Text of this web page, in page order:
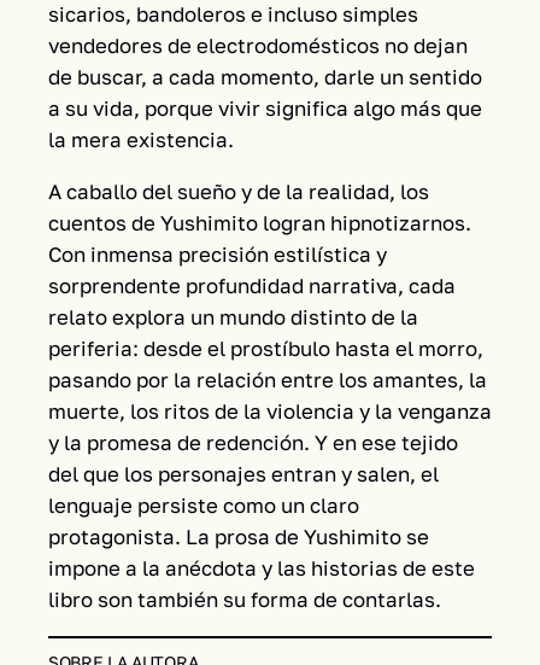
sicarios, bandoleros e incluso simples
vendedores de electrodomésticos no dejan
de buscar, a cada momento, darle un sentido
a su vida, porque vivir significa algo más que
la mera existencia.
A caballo del sueño y de la realidad, los
cuentos de Yushimito logran hipnotizarnos.
Con inmensa precisión estilística y
sorprendente profundidad narrativa, cada
relato explora un mundo distinto de la
periferia: desde el prostíbulo hasta el morro,
pasando por la relación entre los amantes, la
muerte, los ritos de la violencia y la venganza
y la promesa de redención. Y en ese tejido
del que los personajes entran y salen, el
lenguaje persiste como un claro
protagonista. La prosa de Yushimito se
impone a la anécdota y las historias de este
libro son también su forma de contarlas.